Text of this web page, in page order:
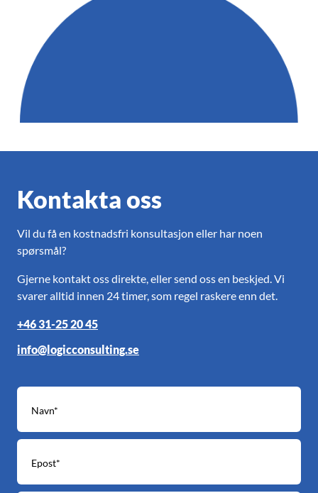
Kontakta oss
Vil du få en kostnadsfri konsultasjon eller har noen
spørsmål?
Gjerne kontakt oss direkte, eller send oss en beskjed. Vi
svarer alltid innen 24 timer, som regel raskere enn det.
+46 31-25 20 45
info@logicconsulting.se